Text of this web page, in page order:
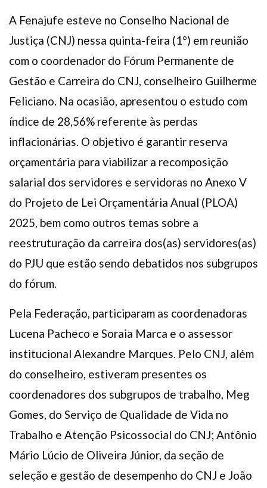
A Fenajufe esteve no Conselho Nacional de
Justiça (CNJ) nessa quinta-feira (1°) em reunião
com o coordenador do Fórum Permanente de
Gestão e Carreira do CNJ, conselheiro Guilherme
Feliciano. Na ocasião, apresentou o estudo com
índice de 28,56% referente às perdas
inflacionárias. O objetivo é garantir reserva
orçamentária para viabilizar a recomposição
salarial dos servidores e servidoras no Anexo V
do Projeto de Lei Orçamentária Anual (PLOA)
2025, bem como outros temas sobre a
reestruturação da carreira dos(as) servidores(as)
do PJU que estão sendo debatidos nos subgrupos
do fórum.
Pela Federação, participaram as coordenadoras
Lucena Pacheco e Soraia Marca e o assessor
institucional Alexandre Marques. Pelo CNJ, além
do conselheiro, estiveram presentes os
coordenadores dos subgrupos de trabalho, Meg
Gomes, do Serviço de Qualidade de Vida no
Trabalho e Atenção Psicossocial do CNJ; Antônio
Mário Lúcio de Oliveira Júnior, da seção de
seleção e gestão de desempenho do CNJ e João